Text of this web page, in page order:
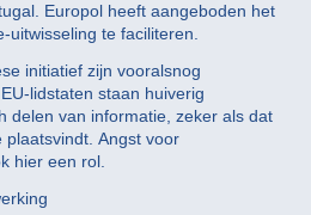
Europol heeft aangeboden het
te faciliteren.
initiatief zijn vooralsnog
lidstaten staan huiverig
delen van informatie, zeker als dat
Angst voor
hier een rol.